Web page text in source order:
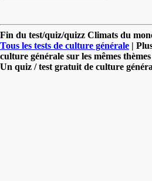
Fin du test/quiz/quizz Climats du
Tous les tests de culture générale |
culture générale sur les mêmes
Un quiz / test gratuit de culture